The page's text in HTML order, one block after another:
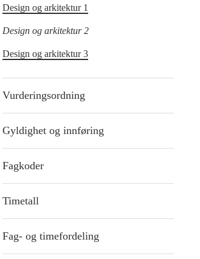
Design og arkitektur 1
Design og arkitektur 2
Design og arkitektur 3
Vurderingsordning
Gyldighet og innføring
Fagkoder
Timetall
Fag- og timefordeling